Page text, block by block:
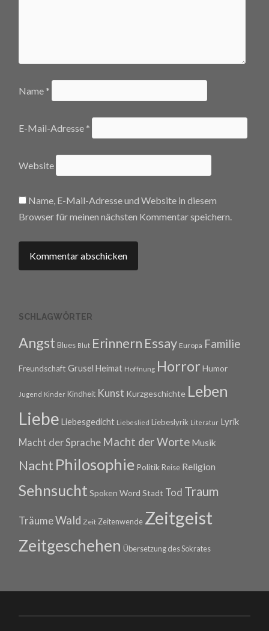
Name *
E-Mail-Adresse *
Website
Name, E-Mail-Adresse und Website in diesem
Browser für meinen nächsten Kommentar speichern.
SCHLAGWÖRTER
Angst Blues Blut Erinnern Essay Europa Familie
Freundschaft Grusel Heimat Hoffnung Horror Humor
Jugend Kinder Kindheit Kunst Kurzgeschichte Leben
Liebe Liebesgedicht Liebeslied Liebeslyrik Literatur Lyrik
Macht der Sprache Macht der Worte Musik
Nacht Philosophie Politik Reise Religion
Sehnsucht Spoken Word Stadt Tod Traum
TräumeWald Zeit Zeitenwende Zeitgeist
Zeitgeschehen Übersetzung des Sokrates